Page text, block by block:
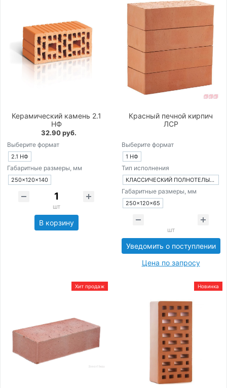
Керамический камень 2.1
НФ
32.90 руб.
Выберите формат
2.1 НФ
Габаритные размеры, мм
250×120×140
шт
В корзину
Красный печной кирпич
ЛСР
Выберите формат
1 НФ
Тип исполнения
КЛАССИЧЕСКИЙ ПОЛНОТЕЛЫЙ КИРПИЧ
Габаритные размеры, мм
250×120×65
шт
Уведомить о поступлении
Цена по запросу
Хит продаж Новинка